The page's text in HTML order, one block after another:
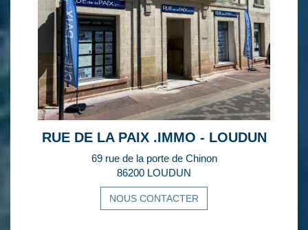
RUE DE LA PAIX .IMMO - LOUDUN
69 rue de la porte de Chinon
86200 LOUDUN
NOUS CONTACTER